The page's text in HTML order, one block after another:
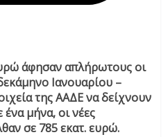
άφησαν απλήρωτους οι
Ιανουαρίου –
της ΑΑΔΕ να δείχνουν
μήνα, οι νέες
σε 785 εκατ. ευρώ.